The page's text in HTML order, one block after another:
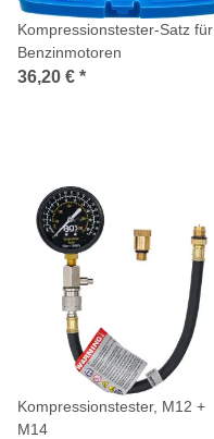
Kompressionstester-Satz für
Benzinmotoren
36,20 € *
Kompressionstester, M12 +
M14